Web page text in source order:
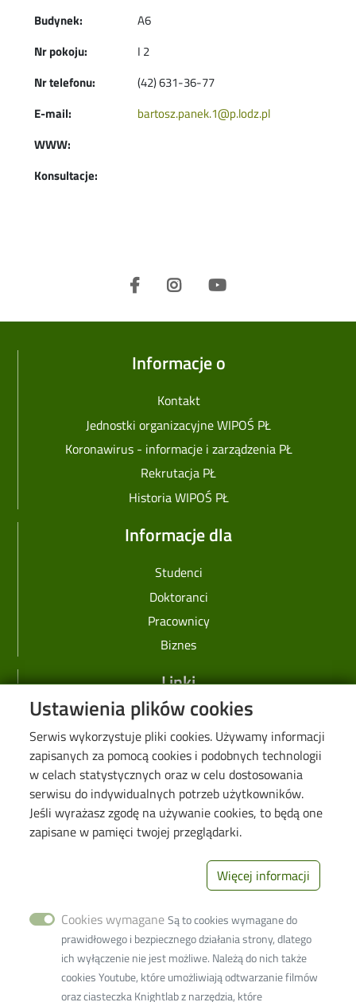
Ustawienia plików cookies
Serwis wykorzystuje pliki cookies. Używamy informacji
zapisanych za pomocą cookies i podobnych technologii
w celach statystycznych oraz w celu dostosowania
serwisu do indywidualnych potrzeb użytkowników.
Jeśli wyrażasz zgodę na używanie cookies, to będą one
zapisane w pamięci twojej przeglądarki.
Więcej informacji
Cookies wymagane Są to cookies wymagane do
prawidłowego i bezpiecznego działania strony, dlatego
ich wyłączenie nie jest możliwe. Należą do nich także
cookies Youtube, które umożliwiają odtwarzanie filmów
oraz ciasteczka Knightlab z narzędzia, które
Budynek:
A6
Nr pokoju:
I 2
Nr telefonu:
(42) 631-36-77
E-mail:
bartosz.panek.1@p.lodz.pl
WWW:
Konsultacje:
Wydział Inżynierii
Ochrony
Środowiska
93-005 Łódź ul.
Wólczańska 213
+48 42 631-37-
Informacje o
Kontakt
Jednostki organizacyjne WIPOŚ PŁ
Koronawirus - informacje i zarządzenia PŁ
Rekrutacja PŁ
Historia WIPOŚ PŁ
Informacje dla
Studenci
Doktoranci
Pracownicy
Biznes
Linki
Web Dziekanat
Biblioteka PŁ
Galeria "Krótko i węzłowato"
Seminarium "Problemy Ochrony Środowiska"
Deklaracja dostępności cyfrowej
Polityka prywatności